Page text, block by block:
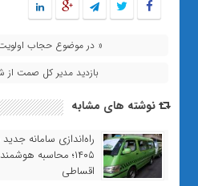
« در موضوع حجاب
بازدید مدیر کل صمت از
نوشته های مشابه
راه‌اندازی سامانه
۱۴۰۵؛ محاسبه
اقساطی